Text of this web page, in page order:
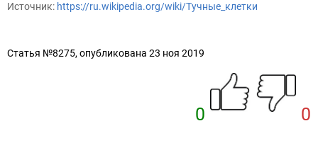
Источник: https://ru.wikipedia.org/wiki/Тучные_клетки
Статья №8275, опубликована 23 ноя 2019
0 0